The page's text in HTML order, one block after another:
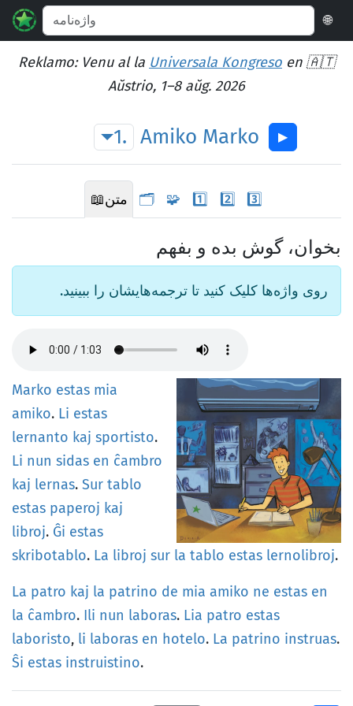
🌐
Reklamo: Venu al la Universala Kongreso en 🇦🇹
Aŭstrio, 1–8 aŭg. 2026
1. Amiko Marko ▶︎
📖متن 🗂️ 🧩 1️⃣ 2️⃣ 3️⃣
بخوان، گوش بده و بفهم
روی واژه‌ها کلیک کنید تا ترجمه‌هایشان را ببینید.
Marko estas mia
amiko. Li estas
lernanto kaj sportisto.
Li nun sidas en ĉambro
kaj lernas. Sur tablo
estas paperoj kaj
libroj. Ĝi estas
skribotablo. La libroj sur la tablo estas lernolibroj.
La patro kaj la patrino de mia amiko ne estas en
la ĉambro. Ili nun laboras. Lia patro estas
laboristo, li laboras en hotelo. La patrino instruas.
Ŝi estas instruistino.